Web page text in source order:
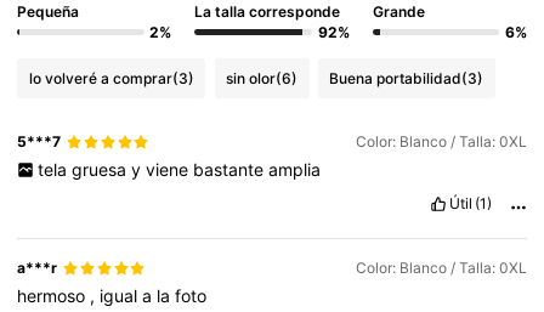
Pequeña
2%
La talla corresponde
92%
Grande
6%
lo volveré a comprar(3) sin olor(6) Buena portabilidad(3)
5***7 Color: Blanco / Talla: 0XL
tela gruesa y viene bastante amplia
Útil (1)
a***r Color: Blanco / Talla: 0XL
hermoso , iguala lafoto